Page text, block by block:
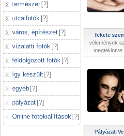
természet [?]
utcaifotók [?]
város, építészet [?]
vízalatti fotók [?]
feldolgozott fotók [?]
így készült [?]
egyéb [?]
pályázat [?]
Online fotókiállítások [?]
fekete
vélemények
Pályázat-